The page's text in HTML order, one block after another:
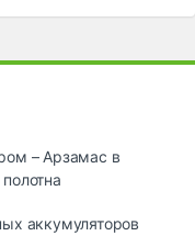
– Арзамас в
аккумуляторов